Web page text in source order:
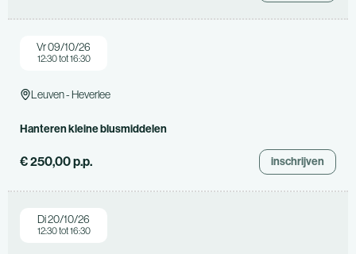
Vr 09/10/26
12:30 tot 16:30
Leuven - Heverlee
Hanteren kleine blusmiddelen
€ 250,00 p.p. inschrijven
Di 20/10/26
12:30 tot 16:30